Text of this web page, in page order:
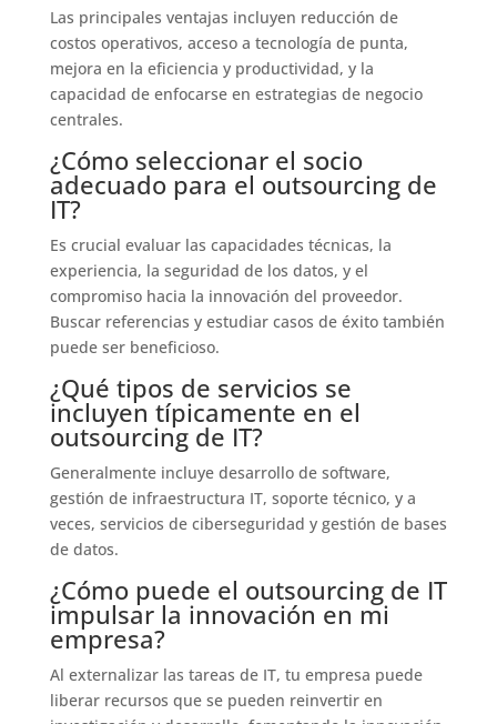
Las principales ventajas incluyen reducción de
costos operativos, acceso a tecnología de punta,
mejora en la eficiencia y productividad, y la
capacidad de enfocarse en estrategias de negocio
centrales.
¿Cómo seleccionar el socio
adecuado para el outsourcing de
IT?
Es crucial evaluar las capacidades técnicas, la
experiencia, la seguridad de los datos, y el
compromiso hacia la innovación del proveedor.
Buscar referencias y estudiar casos de éxito también
puede ser beneficioso.
¿Qué tipos de servicios se
incluyen típicamente en el
outsourcing de IT?
Generalmente incluye desarrollo de software,
gestión de infraestructura IT, soporte técnico, y a
veces, servicios de ciberseguridad y gestión de bases
de datos.
¿Cómo puede el outsourcing de IT
impulsar la innovación en mi
empresa?
Al externalizar las tareas de IT, tu empresa puede
liberar recursos que se pueden reinvertir en